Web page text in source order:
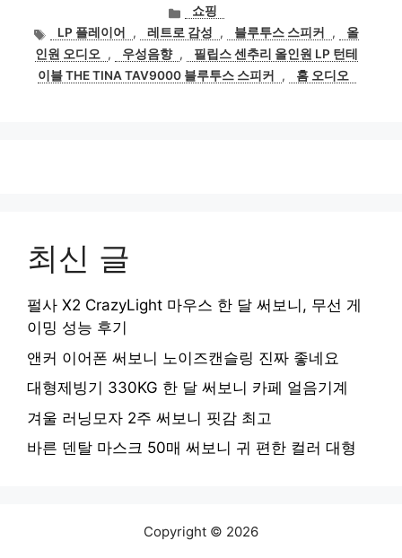
카
테
고
리
쇼핑
태
그
LP 플레이어 , 레트로 감성 , 블루투스 스피커 ,
올
인원 오디오
, 우성음향 ,
필립스 센추리 올인원 LP 턴테
이블 THE TINA TAV9000 블루투스 스피커
, 홈 오디오
최신 글
펄사 X2 CrazyLight 마우스 한 달 써보니, 무선 게
이밍 성능 후기
앤커 이어폰 써보니 노이즈캔슬링 진짜 좋네요
대형제빙기 330KG 한 달 써보니 카페 얼음기계
겨울 러닝모자 2주 써보니 핏감 최고
바른 덴탈 마스크 50매 써보니 귀 편한 컬러 대형
Copyright © 2026